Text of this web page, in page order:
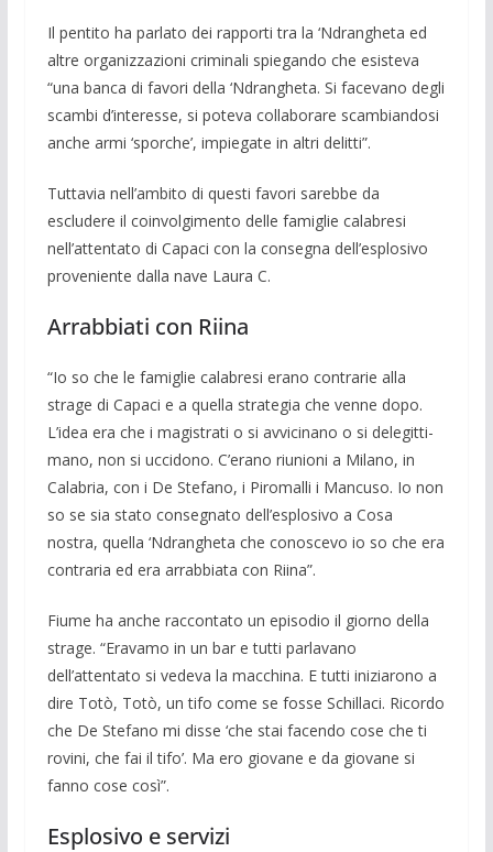
Il pentito ha parlato dei rapporti tra la ‘Ndrangheta ed
altre organizzazioni crimi­nali spiegando che esisteva
“una banca di favori della ‘Ndrangheta. Si facevano de­gli
scambi d’inte­resse, si poteva collabora­re scam­biandosi
anche armi ‘sporche’, im­piegate in altri de­litti”.
Tuttavia nell’ambi­to di questi favori sa­rebbe da
escludere il coinvolgimento delle famiglie calabresi
nell’attentato di Capaci con la consegna dell’esplosivo
provenien­te dalla nave Lau­ra C.
Arrabbiati con Riina
“Io so che le famiglie calabresi era­no contrarie alla
strage di Capaci e a quel­la strategia che venne dopo.
L’idea era che i magistrati o si avvicinano o si delegitti­
mano, non si uccidono. C’erano riunioni a Milano, in
Calabria, con i De Stefano, i Pi­romalli i Mancuso. Io non
so se sia stato consegnato dell’esplosivo a Cosa
nostra, quella ‘Ndrangheta che conoscevo io so che era
contraria ed era arrabbiata con Riina”.
Fiume ha anche raccontato un episodio il giorno della
strage. “Eravamo in un bar e tutti parlavano
dell’attentato si vedeva la macchina. E tutti iniziarono a
dire Totò, Totò, un tifo come se fosse Schillaci. Ri­cordo
che De Stefano mi disse ‘che stai fa­cendo cose che ti
rovini, che fai il tifo’. Ma ero giovane e da giovane si
fanno cose così”.
Esplosivo e servizi